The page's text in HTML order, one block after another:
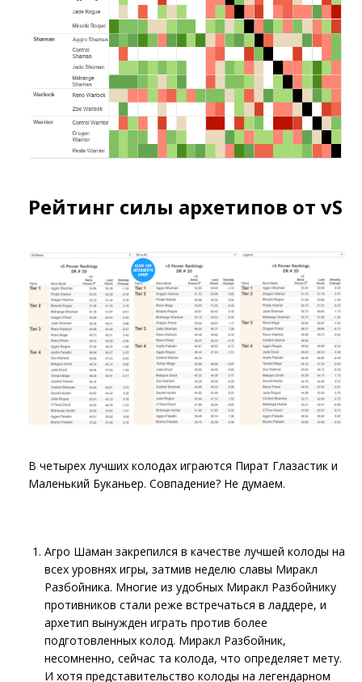
Рейтинг силы архетипов от vS
В четырех лучших колодах играются Пират Глазастик и
Маленький Буканьер. Совпадение? Не думаем.
Агро Шаман закрепился в качестве лучшей колоды на
всех уровнях игры, затмив неделю славы Миракл
Разбойника. Многие из удобных Миракл Разбойнику
противников стали реже встречаться в ладдере, и
архетип вынужден играть против более
подготовленных колод. Миракл Разбойник,
несомненно, сейчас та колода, что определяет мету.
И хотя представительство колоды на легендарном